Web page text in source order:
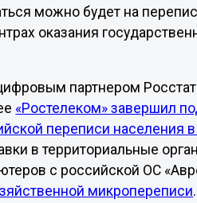
можно будет на
оказания
партнером
«Ростелеком» завершил
переписи населения в
в территориальные
с российской ОС
микропереписи